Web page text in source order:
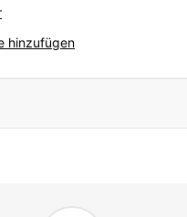
hinzufügen